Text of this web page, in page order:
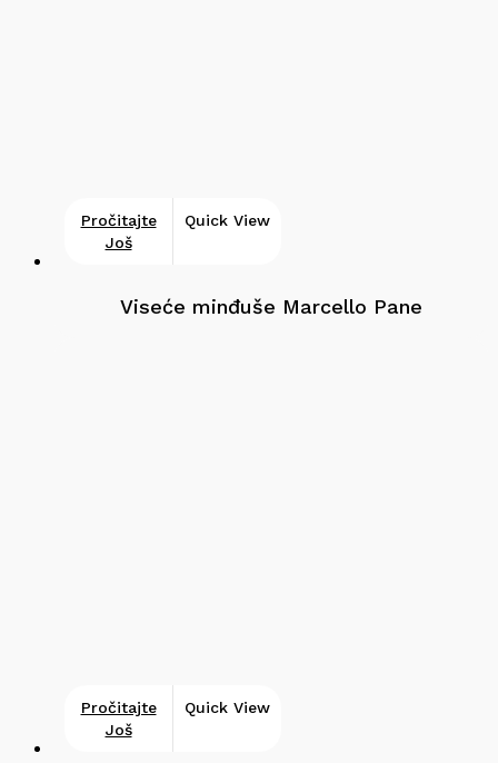
Pročitajte
Još
Quick View
Viseće minđuše Marcello Pane
Pročitajte
Još
Quick View